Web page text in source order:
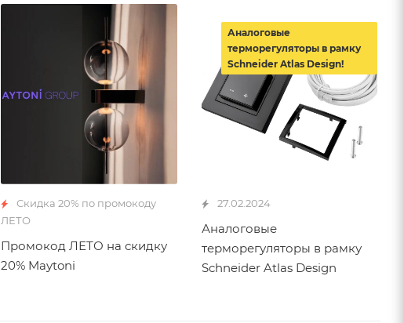
Скидка 20% по промокоду
ЛЕТО
Промокод ЛЕТО на скидку
20% Maytoni
27.02.2024
Аналоговые
терморегуляторы в рамку
Schneider Atlas Design
Аналоговые
терморегуляторы в рамку
Schneider Atlas Design!